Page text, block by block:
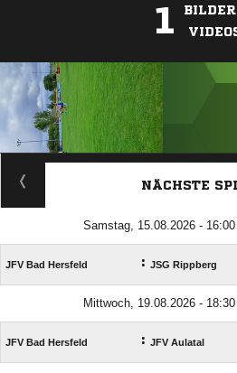
1
ANZEIGE
NÄCHSTE
Samstag, 15.08.2026 -
JFV Bad Hersfeld : JSG Rippberg
Mittwoch, 19.08.2026 -
JFV Bad Hersfeld : JFV Aulatal